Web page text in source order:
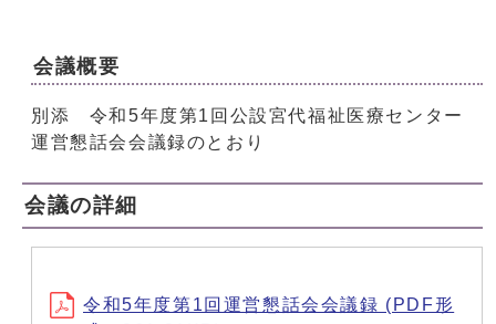
会議概要
別添 令和5年度第1回公設宮代福祉医療センター
運営懇話会会議録のとおり
会議の詳細
令和5年度第1回運営懇話会会議録 (PDF形